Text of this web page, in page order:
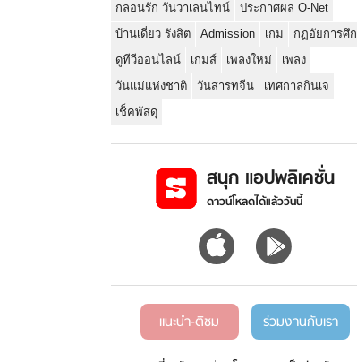
กลอนรัก วันวาเลนไทน์
ประกาศผล O-Net
บ้านเดี่ยว รังสิต
Admission เกม
กฏอัยการศึก
ดูทีวีออนไลน์
เกมส์ เพลงใหม่
เพลง
วันแม่แห่งชาติ
วันสารทจีน
เทศกาลกินเจ
เช็คพัสดุ
สนุก แอปพลิเคชั่น
ดาวน์โหลดได้แล้ววันนี้
แนะนำ-ติชม ร่วมงานกับเรา